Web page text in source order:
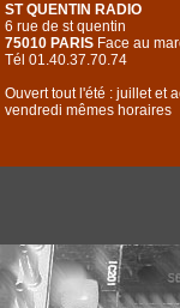
ST QUENTIN RADIO
6 rue de st quentin
75010 PARIS Face au
Tél 01.40.37.70.74
Ouvert tout l'été : juillet et
vendredi mêmes horaires